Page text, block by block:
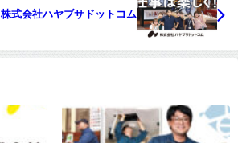
株式会社ハヤブサドットコム